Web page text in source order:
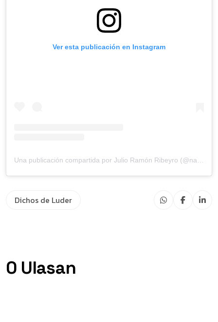
Ver esta publicación en Instagram
Dichos de Luder
0 Ulasan